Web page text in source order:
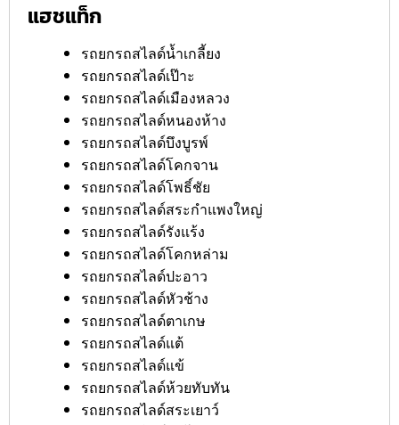
แฮชแท็ก
รถยกรถสไลด์น้ำเกลี้ยง
รถยกรถสไลด์เป๊าะ
รถยกรถสไลด์เมืองหลวง
รถยกรถสไลด์หนองห้าง
รถยกรถสไลด์บึงบูรพ์
รถยกรถสไลด์โคกจาน
รถยกรถสไลด์โพธิ์ชัย
รถยกรถสไลด์สระกำแพงใหญ่
รถยกรถสไลด์รังแร้ง
รถยกรถสไลด์โคกหล่าม
รถยกรถสไลด์ปะอาว
รถยกรถสไลด์หัวช้าง
รถยกรถสไลด์ตาเกษ
รถยกรถสไลด์แต้
รถยกรถสไลด์แข้
รถยกรถสไลด์ห้วยทับทัน
รถยกรถสไลด์สระเยาว์